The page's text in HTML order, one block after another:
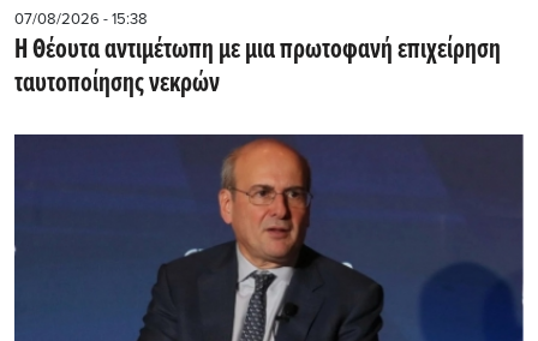
07/08/2026 - 15:38
Η Θέουτα αντιμέτωπη με μια πρωτοφανή επιχείρηση
ταυτοποίησης νεκρών